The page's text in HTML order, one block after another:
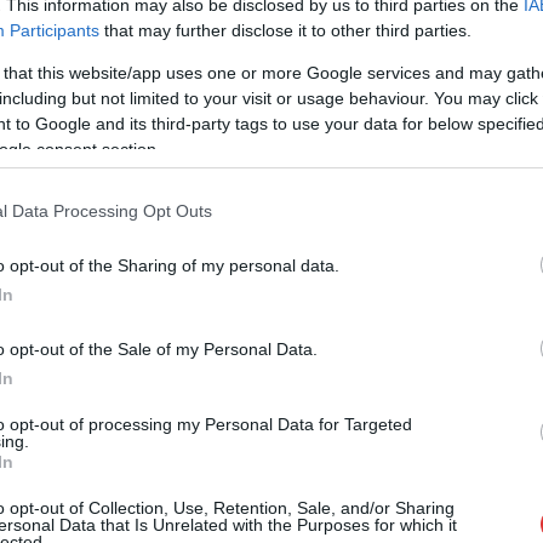
This information may also be disclosed by us to third parties on the
Participants that may further disclose it to other third parties.
that this website/app uses one or more Google services and may
but not limited to your visit or usage behaviour. You may
to Google and its third-party tags to use your data for below
consent section.
Data Processing Opt Outs
opt-out of the Sharing of my personal data.
opt-out of the Sale of my Personal Data.
opt-out of processing my Personal Data for Targeted
opt-out of Collection, Use, Retention, Sale, and/or Sharing
Data that Is Unrelated with the Purposes for which it
gyorsított eljárással való felvételét az
egyik riportere azonban olyan párbeszédbe
keveredett Magyarral, amit vágatlan
formában a Hír TV-n semmiképpen ne
keressünk majd. Erről a Tisza első embere
számolt be.
TOVÁBB OLVASOM
,Magyar Péter,riport,riporter,tisza part,
Életének 79. évében elhunyt Cseh Éva
rádiótudósító csütörtökön – tájékoztatta